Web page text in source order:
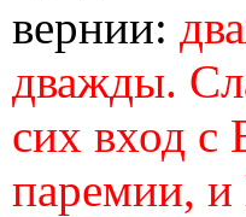
вернии:
дважды.
сих вход с
паремии, и